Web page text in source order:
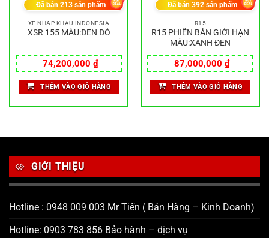
XE NHẬP KHẨU INDONESIA
XSR 155 MÀU:ĐEN ĐỎ
74,200,000 ₫
Đã bán213 sản phẩm
THÊM VÀO GIỎ HÀNG
R15
R15 PHIÊN BẢN GIỚI HẠN
MÀU:XANH ĐEN
87,000,000 ₫
Đã bán392 sản phẩm
THÊM VÀO GIỎ HÀNG
GIỚI THIỆU
Hotline : 0948 009 003 Mr Tiến ( Bán Hàng – Kinh Doanh)
Hotline: 0903 783 856 Bảo hành – dịch vụ